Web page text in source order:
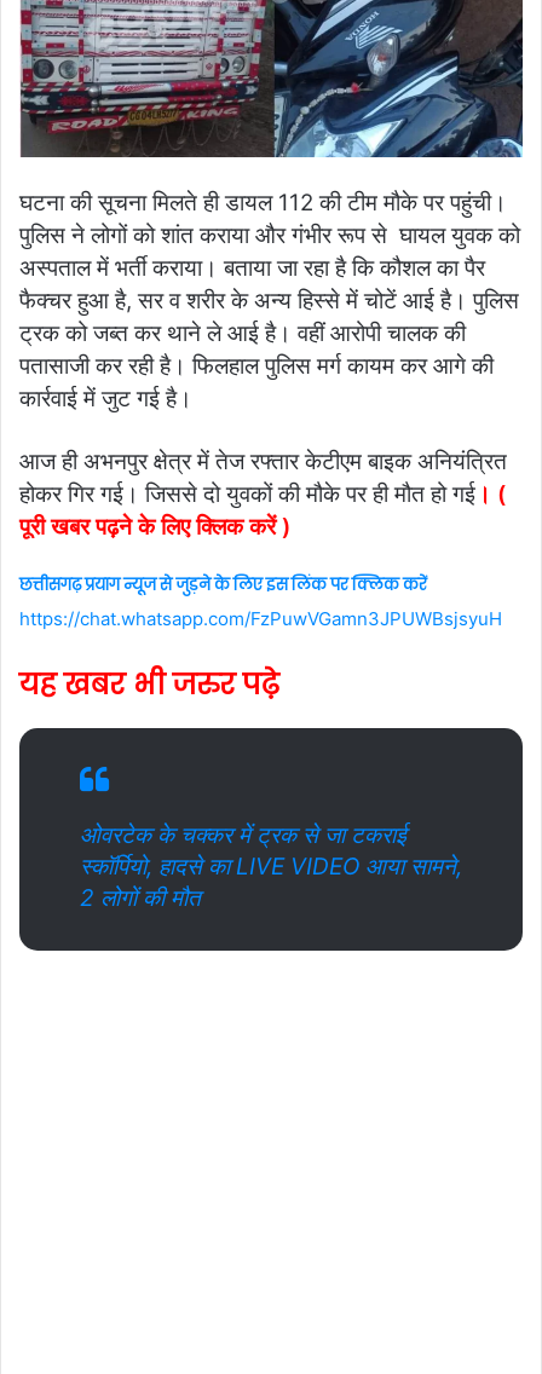
घटना की सूचना मिलते ही डायल 112 की टीम मौके पर पहुंची।
पुलिस ने लोगों को शांत कराया और गंभीर रूप से घायल युवक को
अस्पताल में भर्ती कराया। बताया जा रहा है कि कौशल का पैर
फैक्चर हुआ है, सर व शरीर के अन्य हिस्से में चोटें आई है। पुलिस
ट्रक को जब्त कर थाने ले आई है। वहीं आरोपी चालक की
पतासाजी कर रही है। फिलहाल पुलिस मर्ग कायम कर आगे की
कार्रवाई में जुट गई है।
आज ही अभनपुर क्षेत्र में तेज रफ्तार केटीएम बाइक अनियंत्रित
होकर गिर गई। जिससे दो युवकों की मौके पर ही मौत हो गई । (
पूरी खबर पढ़ने के लिए क्लिक करें )
छत्तीसगढ़ प्रयाग न्यूज से जुड़ने के लिए इस लिंक पर क्लिक करें
https://chat.whatsapp.com/FzPuwVGamn3JPUWBsjsyuH
यह खबर भी जरुर पढ़े
ओवरटेक के चक्कर में ट्रक से जा टकराई
स्कॉर्पियो, हादसे का LIVE VIDEO आया सामने,
2 लोगों की मौत